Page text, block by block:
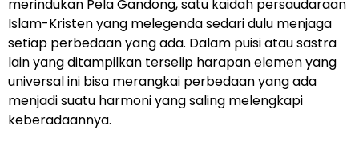
merindukan Pela Gandong, satu kaidah persaudaraan
Islam-Kristen yang melegenda sedari dulu menjaga
setiap perbedaan yang ada. Dalam puisi atau sastra
lain yang ditampilkan terselip harapan elemen yang
universal ini bisa merangkai perbedaan yang ada
menjadi suatu harmoni yang saling melengkapi
keberadaannya.